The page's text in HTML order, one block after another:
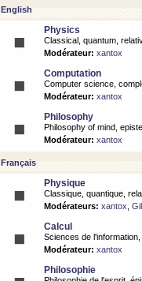
English
Physics
Classical, quantum,
Modérateur: xantox
Computation
Computer science,
Modérateur: xantox
Philosophy
Philosophy of mind,
Modérateur: xantox
Français
Physique
Classique, quantique,
Modérateurs: xantox
Calcul
Sciences de l'information,
Modérateur: xantox
Philosophie